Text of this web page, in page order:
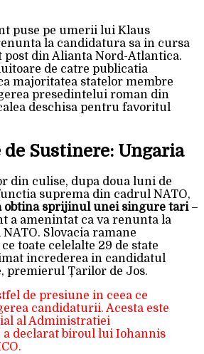
puse pe umerii lui Klaus
la candidatura sa in cursa
din Alianta Nord-Atlantica.
de catre publicatia
majoritatea statelor membre
presedintelui roman din
deschisa pentru favoritul
de Sustinere: Ungaria
din culise, dupa doua luni de
suprema din cadrul NATO,
obtina sprijinul unei singure tari–
a amenintat ca va renunta la
Slovacia ramane
toate celelalte 29 de state
increderea in candidatul
premierul Țarilor de Jos.
de presiune in ceea ce
candidaturii. Acesta este
al Administratiei
a declarat biroul lui Iohannis